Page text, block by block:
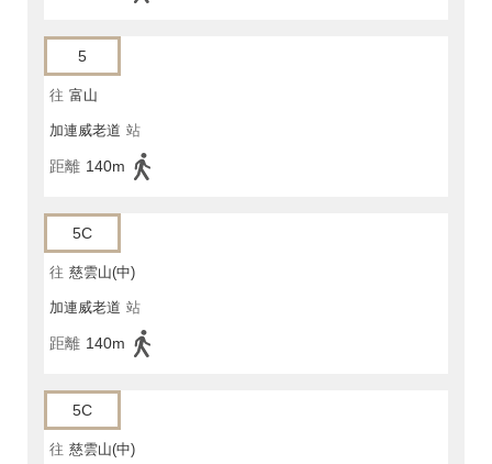
5
往 富山
加連威老道 站
距離 140m
5C
往 慈雲山(中)
加連威老道 站
距離 140m
5C
往 慈雲山(中)